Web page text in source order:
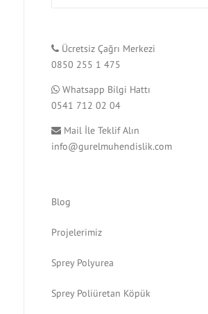
Ücretsiz Çağrı Merkezi
0850 255 1 475
Whatsapp Bilgi Hattı
0541 712 02 04
Mail İle Teklif Alın
info@gurelmuhendislik.com
Blog
Projelerimiz
Sprey Polyurea
Sprey Poliüretan Köpük